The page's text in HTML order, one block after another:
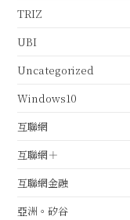
TRIZ
UBI
Uncategorized
Windows10
互聯網
互聯網＋
互聯網金融
亞洲。矽谷